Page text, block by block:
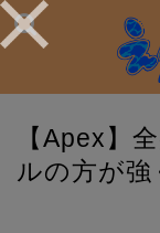
【Apex】
ルの方が強